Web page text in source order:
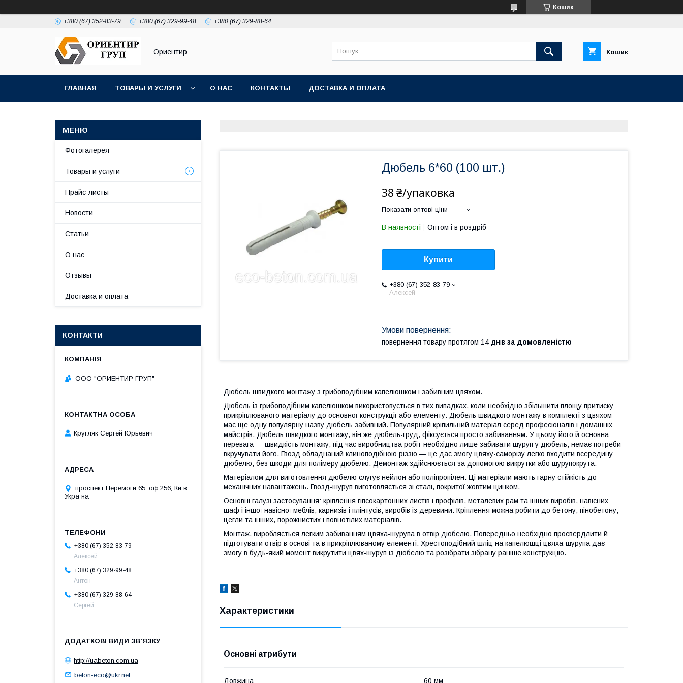
Кошик
+380 (67) 352-83-79 +380 (67) 329-99-48 +380 (67) 329-88-64
Ориентир Кошик
ГЛАВНАЯ ТОВАРЫ И УСЛУГИ О НАС КОНТАКТЫ ДОСТАВКА И ОПЛАТА
Дюбель 6*60 (100 шт.)
38 ₴/упаковка
Показати оптові ціни
В наявності Оптом і в роздріб
Купити
+380 (67) 352-83-79
Алексей
повернення товару протягом 14 днів за домовленістю
Дюбель швидкого монтажу з грибоподібним капелюшком і забивним цвяхом.
Дюбель із грибоподібним капелюшком використовується в тих випадках, коли необхідно збільшити площу притиску
прикріплюваного матеріалу до основної конструкції або елементу. Дюбель швидкого монтажу в комплекті з цвяхом
має ще одну популярну назву дюбель забивний. Популярний кріпильний матеріал серед професіоналів і домашніх
майстрів. Дюбель швидкого монтажу, він же дюбель-груд, фіксується просто забиванням. У цьому його й основна
перевага — швидкість монтажу, під час виробництва робіт необхідно лише забивати шуруп у дюбель, немає потреби
вкручувати його. Гвозд обладнаний клиноподібною різзю — це дає змогу цвяху-саморізу легко входити всередину
дюбелю, без шкоди для полімеру дюбелю. Демонтаж здійснюється за допомогою викрутки або шурупокрута.
Матеріалом для виготовлення дюбелю слугує нейлон або поліпропілен. Ці матеріали мають гарну стійкість до
механічних навантажень. Гвозд-шуруп виготовляється зі сталі, покритої жовтим цинком.
Основні галузі застосування: кріплення гіпсокартонних листів і профілів, металевих рам та інших виробів, навісних
шаф і іншої навісної меблів, карнизів і плінтусів, виробів із деревини. Кріплення можна робити до бетону, пінобетону,
цегли та інших, порожнистих і повнотілих матеріалів.
Монтаж, виробляється легким забиванням цвяха-шурупа в отвір дюбелю. Попередньо необхідно просвердлити й
підготувати отвір в основі та в прикріплюваному елементі. Хрестоподібний шліц на капелюшці цвяха-шурупа дає
змогу в будь-який момент викрутити цвях-шуруп із дюбелю та розібрати зібрану раніше конструкцію.
Характеристики
Основні атрибути
Довжина 60 мм
Фотогалерея
Товары и услуги
Прайс-листы
Новости
Статьи
О нас
Отзывы
Доставка и оплата
КОНТАКТИ
ООО "ОРИЕНТИР ГРУП"
Кругляк Сергей Юрьевич
проспект Перемоги 65, оф.256, Київ,
Україна
+380 (67) 352-83-79
Алексей
+380 (67) 329-99-48
Антон
+380 (67) 329-88-64
Сергей
http://uabeton.com.ua
beton-eco@ukr.net